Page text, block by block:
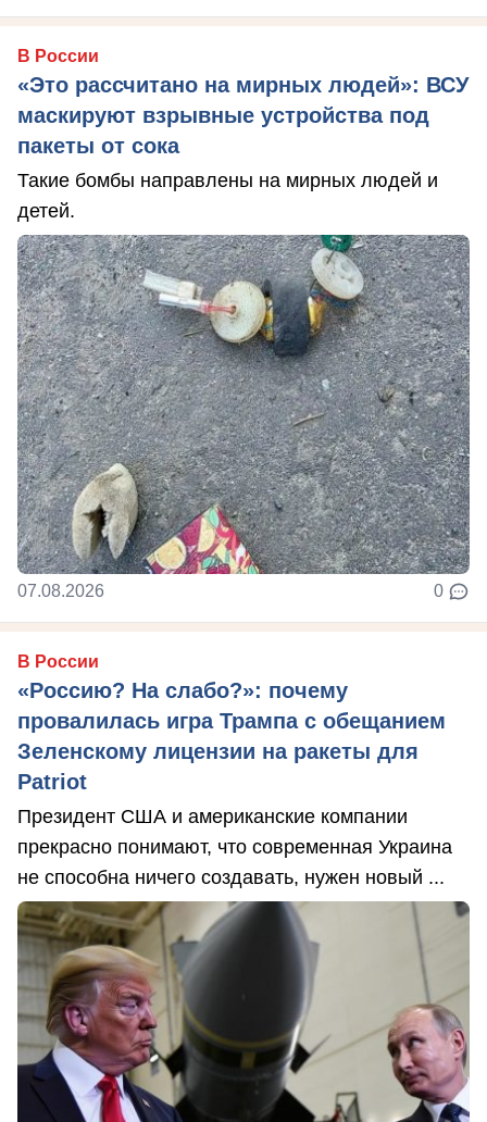
В России
«Это рассчитано на мирных людей»: ВСУ
маскируют взрывные устройства под
пакеты от сока
Такие бомбы направлены на мирных людей и
детей.
07.08.2026 0
В России
«Россию? На слабо?»: почему
провалилась игра Трампа с обещанием
Зеленскому лицензии на ракеты для
Patriot
Президент США и американские компании
прекрасно понимают, что современная Украина
не способна ничего создавать, нужен новый ...